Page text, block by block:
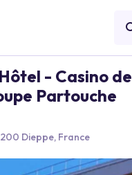
- Casino de
Partouche
Dieppe, France